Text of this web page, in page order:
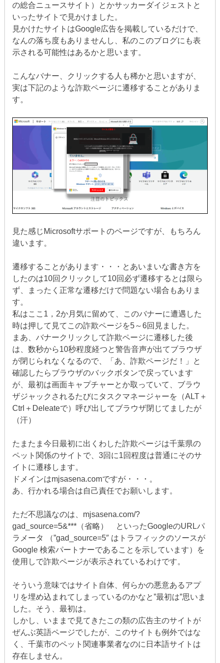
の総合ニュースサイト）とかサッカーダイジェストと
いったサイトで見かけました。
見かけたサイトはGoogle広告を掲載しているだけで、
なんの落ち度もありませんし、私のこのブログにも表
示される可能性はあるかと思います。
こんなバナー、クリックする人も稀かと思いますが、
実は下記のような詐欺ページに遷移することがありま
す。
見た感じMicrosoftサポートのページですが、もちろん
違います。
遷移することがあります・・・とあいまいな書き方を
したのは10回クリックして10回必ず遷移するとは限ら
ず、まったく正常な遷移だけで問題ない場合もありま
す。
私はここ1，2か月気に留めて、このバナーに遭遇した
時は押して見てこの詐欺ページを5～6回見ました。
まあ、バナークリックして詐欺ページに遷移した後
は、数秒から10秒程度経つと警告音声が出てブラウザ
が閉じられなくなるので、「あ、詐欺ページだ！」と
確認したらブラウザのバックボタンで戻っています
が、最初は画面キャプチャーとか取っていて、ブラウ
ザジャックされるたびにタスクマネージャーを（ALT＋
Ctrl＋Deleateで）呼び出してブラウザ閉じてましたが
（汗）
たまたま今日最初に出くわした詐欺ページは千葉県の
ペット関係のサイトで、3回に1回程度は普通にそのサ
イトに遷移します。
ドメインはmjsasena.comですが・・・。
あ、行かれる場合は自己責任でお願いします。
ただ不思議なのは、mjsasena.com/?
gad_source=5&***（省略） といったGoogleのURLパ
ラメータ （”gad_source=5″ はトラフィックのソースが
Google 検索パートナーであることを示しています）を
使用しで詐欺ページが表示されているわけです。
そういう意味ではサイト自体、何らかの悪意あるアプ
リを埋め込まれてしまっているのかなと”最初は”思いま
した。そう、最初は。
しかし、いままで見てきたこの類の広告主のサイトが
ぜんぶ英語ページでしたが、このサイトも例外ではな
く、千葉市のペット関連事業者なのに日本語サイトは
存在しません。